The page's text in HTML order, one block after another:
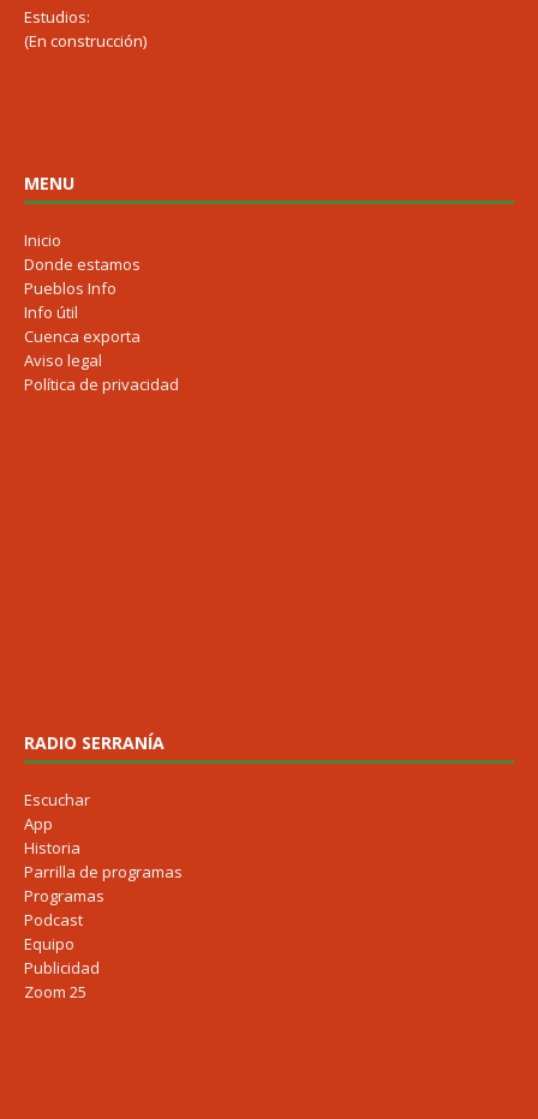
Estudios:
(En construcción)
MENU
Inicio
Donde estamos
Pueblos Info
Info útil
Cuenca exporta
Aviso legal
Política de privacidad
RADIO SERRANÍA
Escuchar
App
Historia
Parrilla de programas
Programas
Podcast
Equipo
Publicidad
Zoom 25